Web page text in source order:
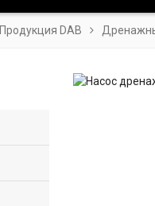
Продукция DAB